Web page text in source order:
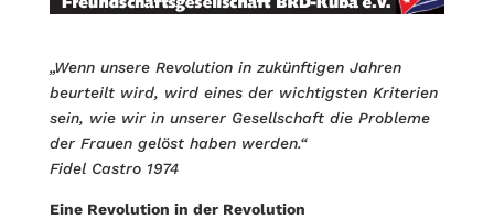
„Wenn unsere Revolution in zukünftigen Jahren
beurteilt wird, wird eines der wichtigsten Kriterien
sein, wie wir in unserer Gesellschaft die Probleme
der Frauen gelöst haben werden.“
Fidel Castro 1974
Eine Revolution in der Revolution